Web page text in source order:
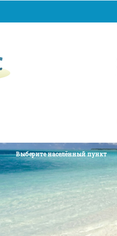
Выберите населённый пункт